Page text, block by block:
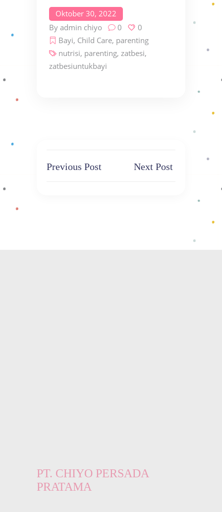
Oktober 30, 2022
By admin chiyo 0
0
Bayi, Child Care, parenting
nutrisi, parenting, zatbesi,
zatbesiuntukbayi
Previous Post Next Post
PT. CHIYO PERSADA
PRATAMA